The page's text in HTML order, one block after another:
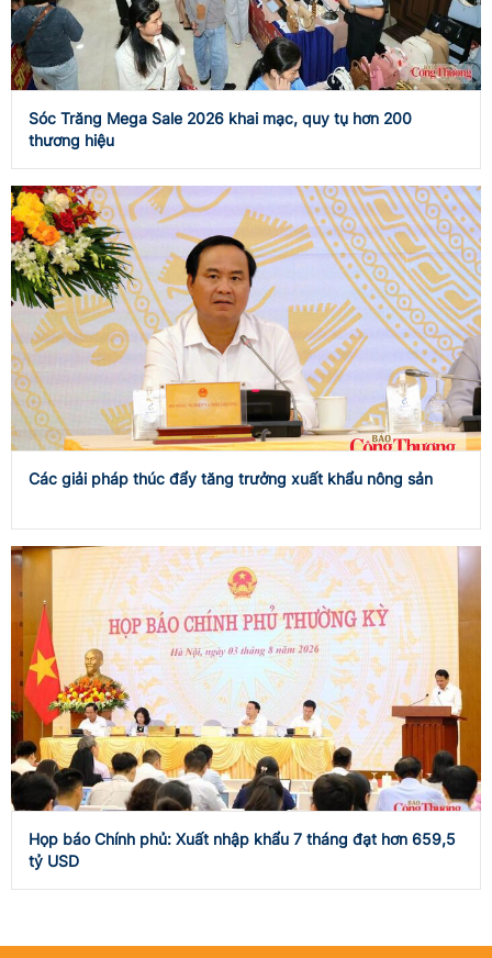
Sóc Trăng Mega Sale 2026 khai mạc, quy tụ hơn 200
thương hiệu
Các giải pháp thúc đẩy tăng trưởng xuất khẩu nông sản
Họp báo Chính phủ: Xuất nhập khẩu 7 tháng đạt hơn 659,5
tỷ USD